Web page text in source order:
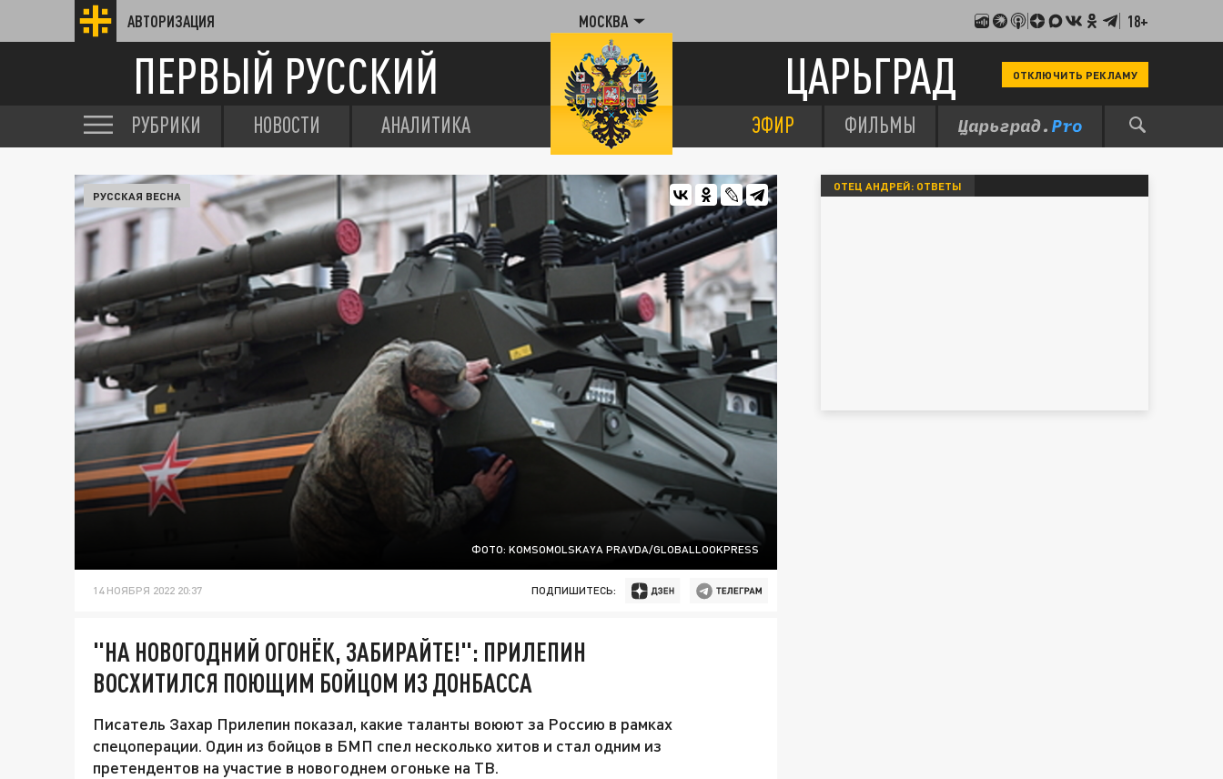
АВТОРИЗАЦИЯ МОСКВА 18+
ПЕРВЫЙ РУССКИЙ ЦАРЬГРАД ОТКЛЮЧИТЬ РЕКЛАМУ
РУБРИКИ НОВОСТИ АНАЛИТИКА ЭФИР ФИЛЬМЫ
ФОТО: KOMSOMOLSKAYA PRAVDA/GLOBALLOOKPRESS
РУССКАЯ ВЕСНА
14 НОЯБРЯ 2022 20:37 ПОДПИШИТЕСЬ:
"НА НОВОГОДНИЙ ОГОНЁК, ЗАБИРАЙТЕ!": ПРИЛЕПИН
ВОСХИТИЛСЯ ПОЮЩИМ БОЙЦОМ ИЗ ДОНБАССА
Писатель Захар Прилепин показал, какие таланты воюют за Россию в рамках
спецоперации. Один из бойцов в БМП спел несколько хитов и стал одним из
претендентов на участие в новогоднем огоньке на ТВ.
ОТЕЦ АНДРЕЙ: ОТВЕТЫ